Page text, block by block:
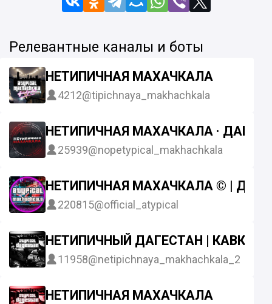
Релевантные каналы и боты
НЕТИПИЧНАЯ МАХАЧКАЛА
4212@tipichnaya_makhachkala
НЕТИПИЧНАЯ МАХАЧКАЛА ·
25939@nopetypical_makhachkala
НЕТИПИЧНАЯ МАХАЧКАЛА © |
220815@official_atypical
НЕТИПИЧНЫЙ ДАГЕСТАН | КАВКАЗ
11958@netipichnaya_makhachkala_2
НЕТИПИЧНАЯ МАХАЧКАЛА